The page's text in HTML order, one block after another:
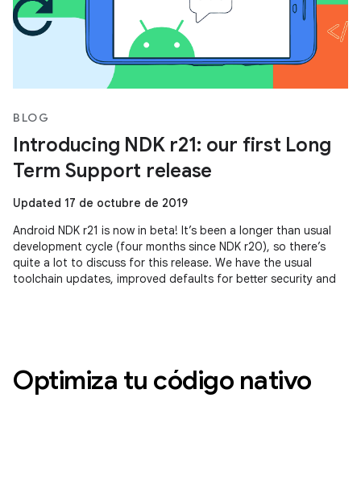
BLOG
Introducing NDK r21: our first Long
Term Support release
Updated 17 de octubre de 2019
Android NDK r21 is now in beta! It’s been a longer than usual
development cycle (four months since NDK r20), so there’s
quite a lot to discuss for this release. We have the usual
toolchain updates, improved defaults for better security and
Optimiza tu código nativo